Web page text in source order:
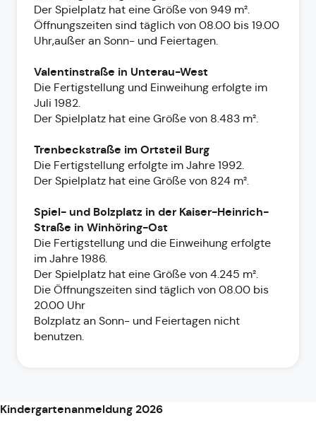
Der Spielplatz hat eine Größe von 949 m².
Öffnungszeiten sind täglich von 08.00 bis 19.00
Uhr,außer an Sonn- und Feiertagen.
Valentinstraße in Unterau-West
Die Fertigstellung und Einweihung erfolgte im
Juli 1982.
Der Spielplatz hat eine Größe von 8.483 m².
Trenbeckstraße im Ortsteil Burg
Die Fertigstellung erfolgte im Jahre 1992.
Der Spielplatz hat eine Größe von 824 m².
Spiel- und Bolzplatz in der Kaiser-Heinrich-
Straße in Winhöring-Ost
Die Fertigstellung und die Einweihung erfolgte
im Jahre 1986.
Der Spielplatz hat eine Größe von 4.245 m².
Die Öffnungszeiten sind täglich von 08.00 bis
20.00 Uhr
Bolzplatz an Sonn- und Feiertagen nicht
benutzen.
Kindergartenanmeldung 2026